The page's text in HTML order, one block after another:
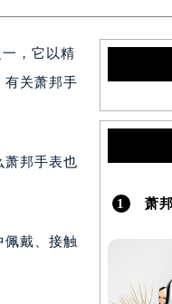
，它以精
有关萧邦手
萧邦手表也
戴、接触
1